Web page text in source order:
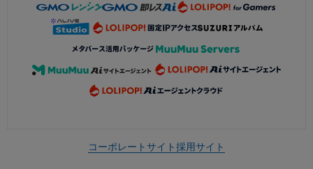
コーポレートサイト採用サイト